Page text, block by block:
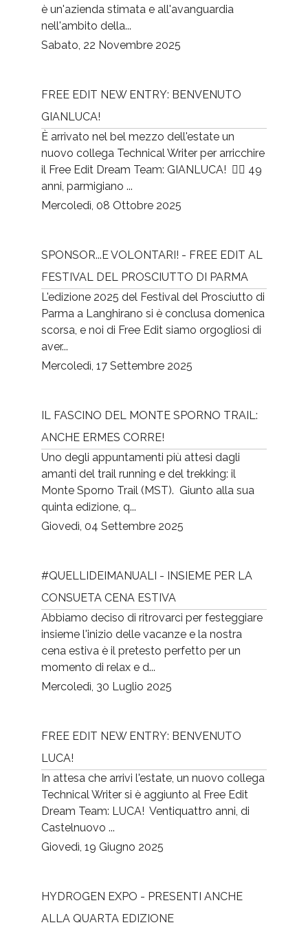
è un'azienda stimata e all'avanguardia
nell'ambito della...
Sabato, 22 Novembre 2025
FREE EDIT NEW ENTRY: BENVENUTO
GIANLUCA!
È arrivato nel bel mezzo dell'estate un
nuovo collega Technical Writer per arricchire
il Free Edit Dream Team: GIANLUCA! 👉🏻 49
anni, parmigiano ...
Mercoledì, 08 Ottobre 2025
SPONSOR...E VOLONTARI! - FREE EDIT AL
FESTIVAL DEL PROSCIUTTO DI PARMA
L'edizione 2025 del Festival del Prosciutto di
Parma a Langhirano si è conclusa domenica
scorsa, e noi di Free Edit siamo orgogliosi di
aver...
Mercoledì, 17 Settembre 2025
IL FASCINO DEL MONTE SPORNO TRAIL:
ANCHE ERMES CORRE!
Uno degli appuntamenti più attesi dagli
amanti del trail running e del trekking: il
Monte Sporno Trail (MST). Giunto alla sua
quinta edizione, q...
Giovedì, 04 Settembre 2025
#QUELLIDEIMANUALI - INSIEME PER LA
CONSUETA CENA ESTIVA
Abbiamo deciso di ritrovarci per festeggiare
insieme l'inizio delle vacanze e la nostra
cena estiva è il pretesto perfetto per un
momento di relax e d...
Mercoledì, 30 Luglio 2025
FREE EDIT NEW ENTRY: BENVENUTO
LUCA!
In attesa che arrivi l'estate, un nuovo collega
Technical Writer si è aggiunto al Free Edit
Dream Team: LUCA! Ventiquattro anni, di
Castelnuovo ...
Giovedì, 19 Giugno 2025
HYDROGEN EXPO - PRESENTI ANCHE
ALLA QUARTA EDIZIONE